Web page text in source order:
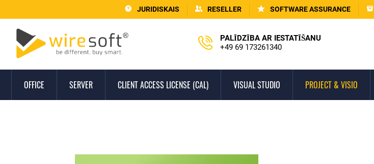
JURIDISKAIS RESELLER SOFTWARE ASSURANCE
PALĪDZĪBA AR IESTATĪŠANU
+49 69 173261340
OFFICE SERVER CLIENT ACCESS LICENSE (CAL) VISUAL STUDIO PROJECT & VISIO